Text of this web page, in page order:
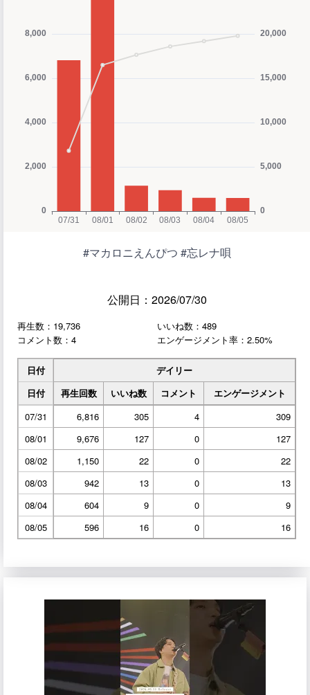
#マカロニえんぴつ #忘レナ唄
公開日：2026/07/30
再生数：19,736
いいね数：489
コメント数：4
エンゲージメント率：2.50%
日付
デイリー
日付
再生回数 いいね数 コメント
エンゲージメント
07/31
6,816 305 4
309
08/01
9,676 127 0
127
08/02
1,150 22 0
22
08/03
942 13 0
13
08/04
604 9 0
9
08/05
596 16 0 16